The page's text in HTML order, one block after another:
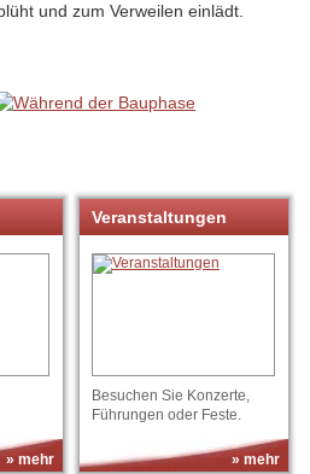
und zum Verweilen einlädt.
» mehr
Veranstaltungen
Besuchen Sie Konzerte,
Führungen oder Feste.
» mehr